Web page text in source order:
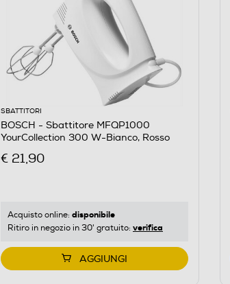
SBATTITORI
BOSCH - Sbattitore MFQP1000
YourCollection 300 W-Bianco, Rosso
€ 21,90
Acquisto online: disponibile
Ritiro in negozio in 30' gratuito: verifica
AGGIUNGI